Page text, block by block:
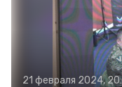
21 февраля 2024,